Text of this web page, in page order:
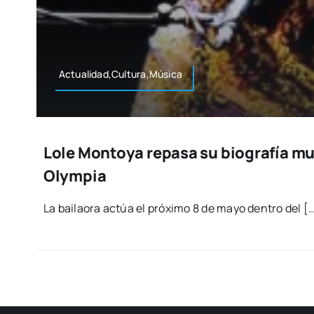
Actualidad,Cultura,Música
Lole Montoya repasa su biografía
Olympia
La bai­lao­ra actúa el pró­xi­mo 8 de mayo den­tro del